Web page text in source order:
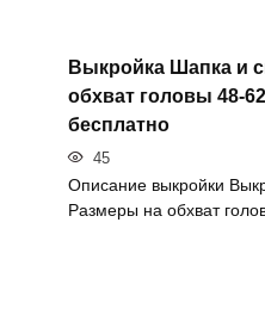
Выкройка Шапка и
обхват головы 48-
бесплатно
45
Описание выкройки
Размеры на обхват